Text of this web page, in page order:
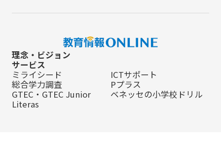
理念・ビジョン
サービス
ミライシード
ICTサポート
総合学力調査
Pプラス
GTEC・GTEC Junior
ベネッセの小学校ドリル
Literas